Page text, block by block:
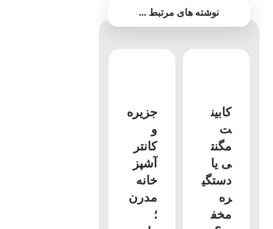
نوشته های مرتبط ...
کابین
ت
مگنت
ی یا
دستگی
ره
مخف
جزیره
و
کانتر
آشپز
خانه
مدرن
؛